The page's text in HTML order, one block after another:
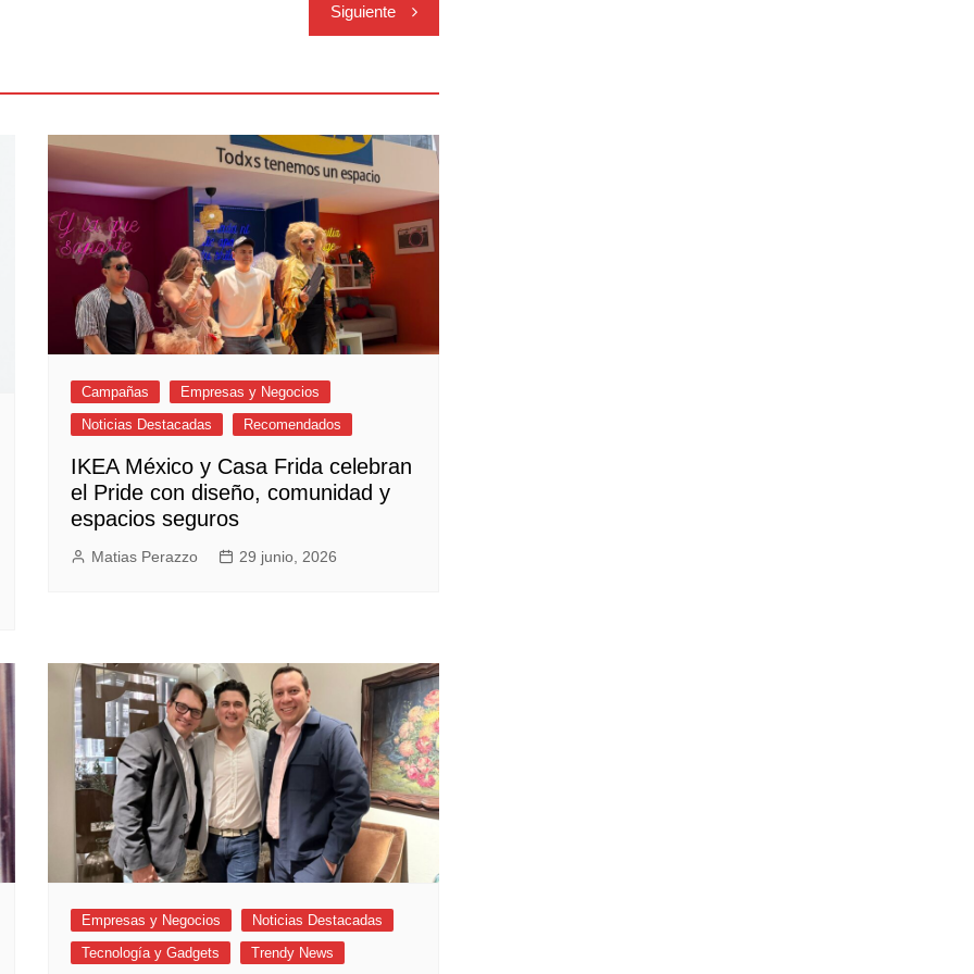
Siguiente
Campañas
Empresas y Negocios
Noticias Destacadas
Recomendados
IKEA México y Casa Frida celebran
el Pride con diseño, comunidad y
espacios seguros
Matias Perazzo 29 junio, 2026
Empresas y Negocios
Noticias Destacadas
Tecnología y Gadgets
Trendy News